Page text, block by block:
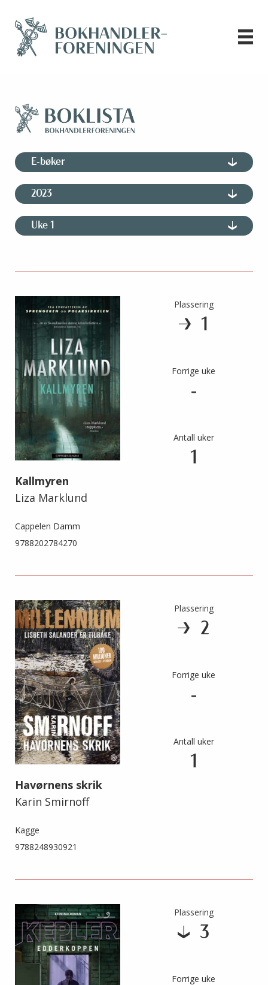
E-bøker
2023
Uke 1
Kallmyren
Liza Marklund
Cappelen Damm
9788202784270
Plassering
1
Forrige uke
-
Antall uker
1
Havørnens skrik
Karin Smirnoff
Kagge
9788248930921
Plassering
2
Forrige uke
-
Antall uker
1
Plassering
3
Forrige uke